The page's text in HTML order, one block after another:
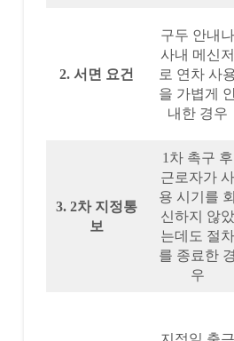
2. 서면 요건
구두 안내나
사내 메신저
로 연차 사
을 가볍게
내한 경우
3. 2차 지정통
보
1차 촉구 후
근로자가 사
용 시기를 회
신하지 않았
는데도 절차
를 종료한 경
우